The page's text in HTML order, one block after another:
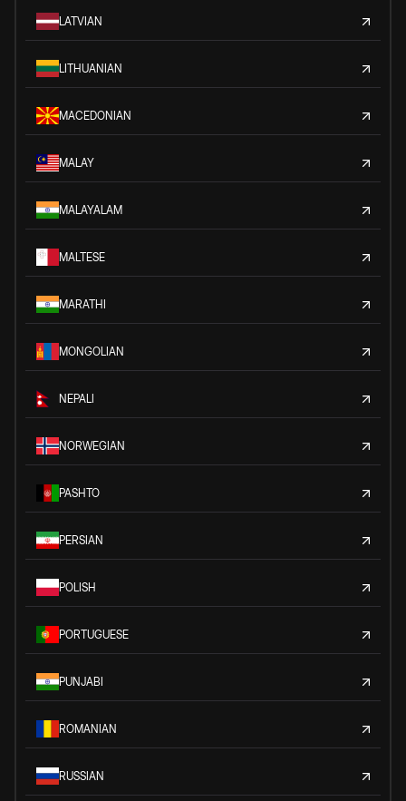
LATVIAN
LITHUANIAN
MACEDONIAN
MALAY
MALAYALAM
MALTESE
MARATHI
MONGOLIAN
NEPALI
NORWEGIAN
PASHTO
PERSIAN
POLISH
PORTUGUESE
PUNJABI
ROMANIAN
RUSSIAN